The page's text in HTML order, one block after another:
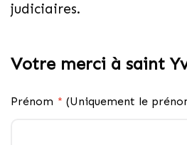
judiciaires.
Votre merci à saint
Prénom * (Uniquement le